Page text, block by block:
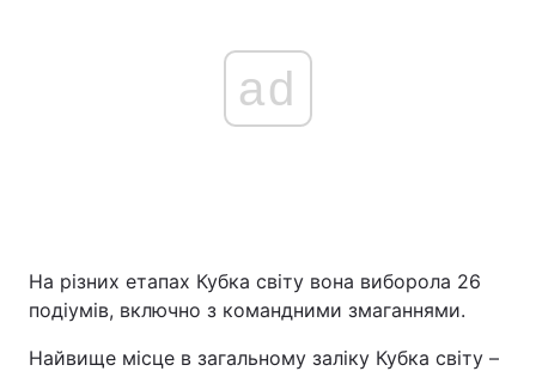
ad
На різних етапах Кубка світу вона виборола 26
подіумів, включно з командними змаганнями.
Найвище місце в загальному заліку Кубка світу –